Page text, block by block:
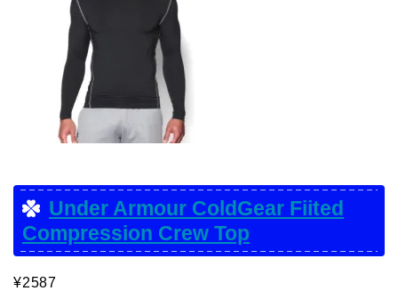
Under Armour ColdGear Fiited
Compression Crew Top
¥2587